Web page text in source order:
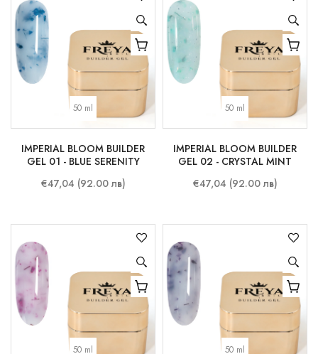
50 ml
IMPERIAL BLOOM BUILDER
GEL 01 - BLUE SERENITY
€47,04 (92.00 лв)
50 ml
IMPERIAL BLOOM BUILDER
GEL 02 - CRYSTAL MINT
€47,04 (92.00 лв)
50 ml 50 ml